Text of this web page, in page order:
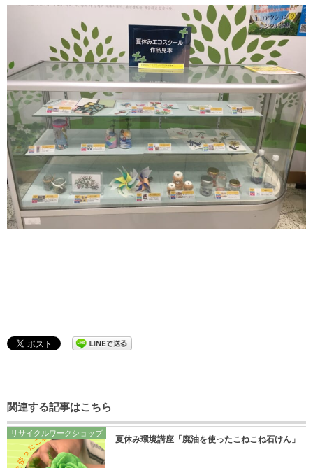
関連する記事はこちら
リサイクルワークショップ
夏休み環境講座「廃油を使ったこねこね石けん」